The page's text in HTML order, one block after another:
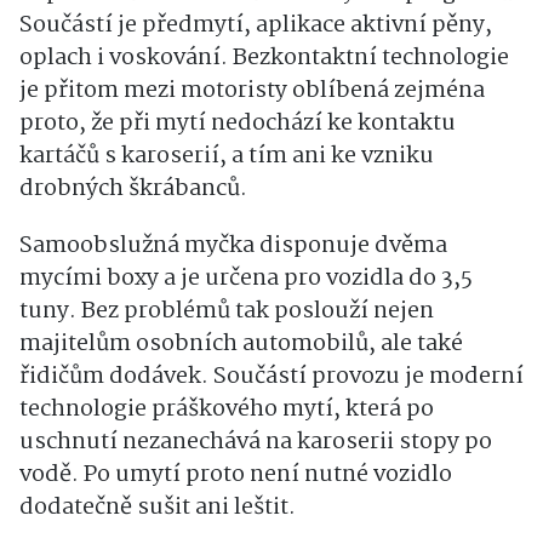
Součástí je předmytí, aplikace aktivní pěny,
oplach i voskování. Bezkontaktní technologie
je přitom mezi motoristy oblíbená zejména
proto, že při mytí nedochází ke kontaktu
kartáčů s karoserií, a tím ani ke vzniku
drobných škrábanců.
Samoobslužná myčka disponuje dvěma
mycími boxy a je určena pro vozidla do 3,5
tuny. Bez problémů tak poslouží nejen
majitelům osobních automobilů, ale také
řidičům dodávek. Součástí provozu je moderní
technologie práškového mytí, která po
uschnutí nezanechává na karoserii stopy po
vodě. Po umytí proto není nutné vozidlo
dodatečně sušit ani leštit.